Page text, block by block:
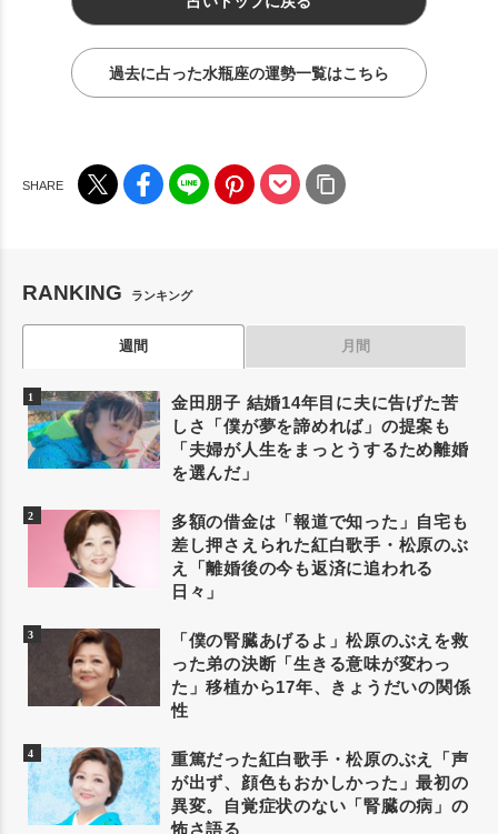
過去に占った水瓶座の運勢一覧はこちら
RANKING ランキング
週間 月間
金田朋子 結婚14年目に夫に告げた苦
しさ「僕が夢を諦めれば」の提案も
「夫婦が人生をまっとうするため離婚
を選んだ」
多額の借金は「報道で知った」自宅も
差し押さえられた紅白歌手・松原のぶ
え「離婚後の今も返済に追われる
日々」
「僕の腎臓あげるよ」松原のぶえを救
った弟の決断「生きる意味が変わっ
た」移植から17年、きょうだいの関係
性
重篤だった紅白歌手・松原のぶえ「声
が出ず、顔色もおかしかった」最初の
異変。自覚症状のない「腎臓の病」の
怖さ語る